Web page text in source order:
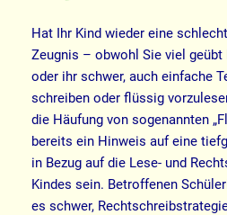
Hat Ihr Kind wieder eine
Zeugnis – obwohl Sie viel geübt
oder ihr schwer, auch einfache
schreiben oder flüssig
die Häufung von sogenannten
bereits ein Hinweis auf eine
in Bezug auf die Lese- und
Kindes sein. Betroffenen
es schwer,